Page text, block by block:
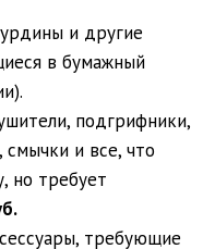
и другие
в бумажный
подгрифники,
и все, что
но требует
требующие